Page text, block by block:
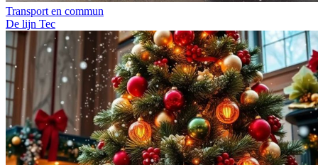
Transport en commun
De lijn Tec